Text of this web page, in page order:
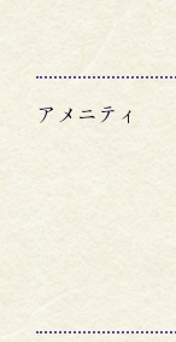
アメニティ